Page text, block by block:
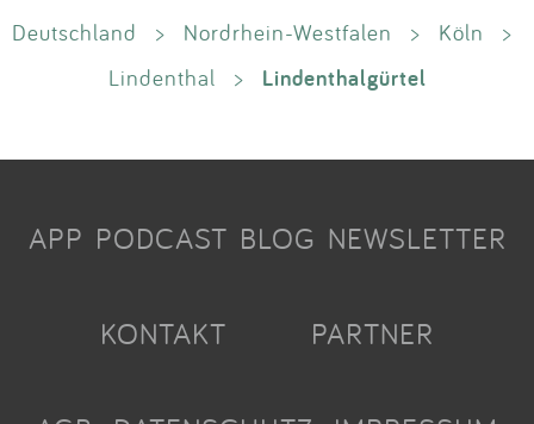
Deutschland > Nordrhein-Westfalen > Köln
>
Lindenthal
> Lindenthalgürtel
APP PODCAST BLOG NEWSLETTER
KONTAKT PARTNER